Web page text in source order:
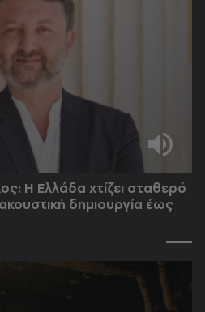
Η Ελλάδα χτίζει σταθερό
δημιουργία έως